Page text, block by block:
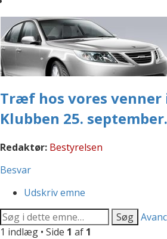
Træf hos vores venner
Klubben 25. september.
Redaktør: Bestyrelsen
Besvar
Udskriv emne
Søg
1 indlæg • Side 1 af 1